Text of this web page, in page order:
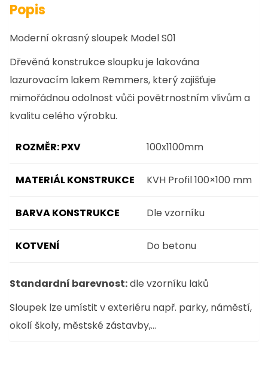
Popis
Moderní okrasný sloupek Model S01
Dřevěná konstrukce sloupku je lakována
lazurovacím lakem Remmers, který zajišťuje
mimořádnou odolnost vůči povětrnostním vlivům a
kvalitu celého výrobku.
ROZMĚR: PXV 100x1100mm
MATERIÁL KONSTRUKCE KVH Profil 100×100 mm
BARVA KONSTRUKCE Dle vzorníku
KOTVENÍ Do betonu
Standardní barevnost:dle vzorníku laků
Sloupek lze umístit v exteriéru např. parky, náměstí,
okolí školy, městské zástavby,…